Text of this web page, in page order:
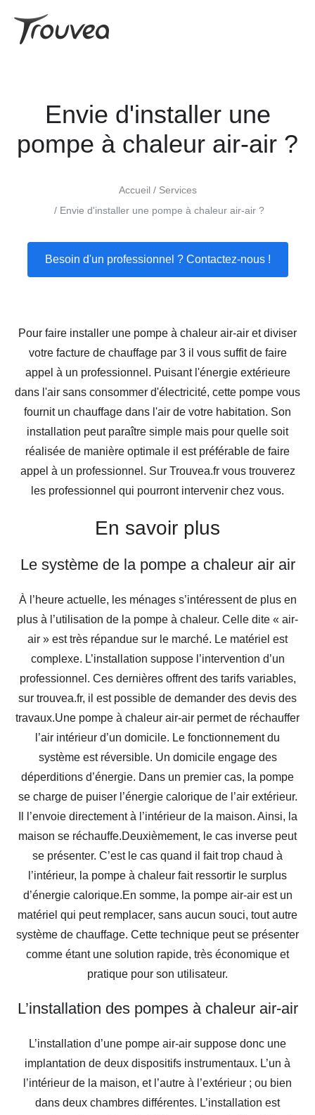
Envie d'installer une
pompe à chaleur air-air ?
Accueil
Services
Envie d'installer une pompe à chaleur air-air ?
Besoin d'un professionnel ? Contactez-nous !
Pour faire installer une pompe à chaleur air-air et diviser
votre facture de chauffage par 3 il vous suffit de faire
appel à un professionnel. Puisant l'énergie extérieure
dans l'air sans consommer d'électricité, cette pompe vous
fournit un chauffage dans l'air de votre habitation. Son
installation peut paraître simple mais pour quelle soit
réalisée de manière optimale il est préférable de faire
appel à un professionnel. Sur Trouvea.fr vous trouverez
les professionnel qui pourront intervenir chez vous.
En savoir plus
Le système de la pompe a chaleur air air
À l’heure actuelle, les ménages s’intéressent de plus en
plus à l’utilisation de la pompe à chaleur. Celle dite « air-
air » est très répandue sur le marché. Le matériel est
complexe. L’installation suppose l’intervention d’un
professionnel. Ces dernières offrent des tarifs variables,
sur trouvea.fr, il est possible de demander des devis des
travaux.Une pompe à chaleur air-air permet de réchauffer
l’air intérieur d’un domicile. Le fonctionnement du
système est réversible. Un domicile engage des
déperditions d’énergie. Dans un premier cas, la pompe
se charge de puiser l’énergie calorique de l’air extérieur.
Il l’envoie directement à l’intérieur de la maison. Ainsi, la
maison se réchauffe.Deuxièmement, le cas inverse peut
se présenter. C’est le cas quand il fait trop chaud à
l’intérieur, la pompe à chaleur fait ressortir le surplus
d’énergie calorique.En somme, la pompe air-air est un
matériel qui peut remplacer, sans aucun souci, tout autre
système de chauffage. Cette technique peut se présenter
comme étant une solution rapide, très économique et
pratique pour son utilisateur.
L’installation des pompes à chaleur air-air
L’installation d’une pompe air-air suppose donc une
implantation de deux dispositifs instrumentaux. L’un à
l’intérieur de la maison, et l’autre à l’extérieur ; ou bien
dans deux chambres différentes. L’installation est